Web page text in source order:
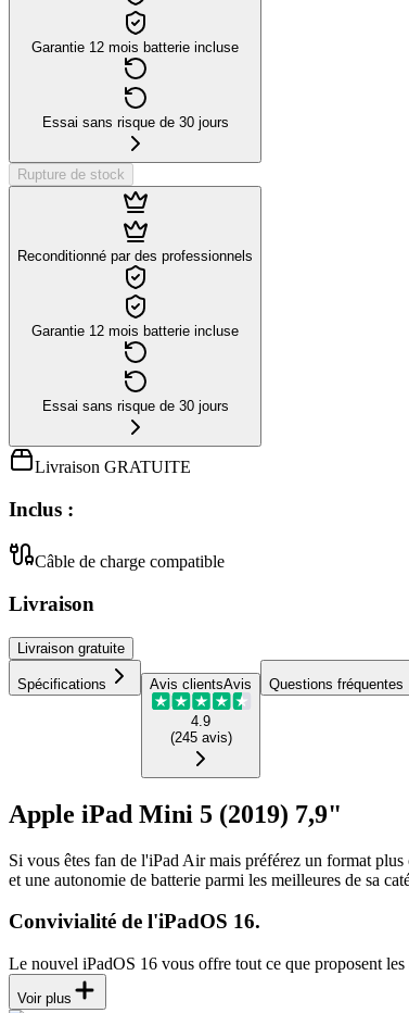
Garantie 12 mois batterie incluse
Essai sans risque de 30 jours
Rupture de stock
Reconditionné par des professionnels
Garantie 12 mois batterie incluse
Essai sans risque de 30 jours
Livraison GRATUITE
Inclus :
Câble de charge compatible
Livraison
Livraison gratuite
Spécifications Avis clientsAvis
4.9
(245 avis)
Questions fréquentes
Apple iPad Mini 5 (2019) 7,9"
Si vous êtes fan de l'iPad Air mais préférez un format
et une autonomie de batterie parmi les meilleures de sa
Convivialité de l'iPadOS 16.
Le nouvel iPadOS 16 vous offre tout ce que proposent les
Voir plus